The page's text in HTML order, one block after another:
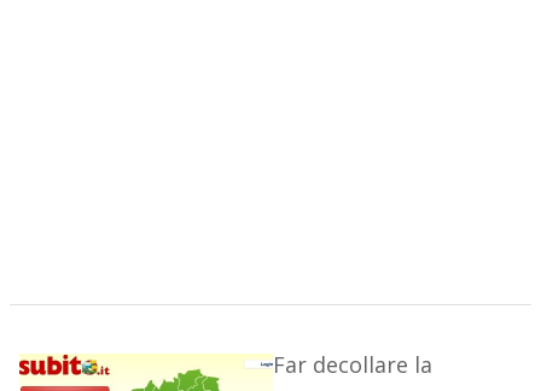
Far decollare la